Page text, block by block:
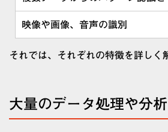
映像や画像、音声の識別
それでは、それぞれの特徴を詳しく
大量のデータ処理や分析